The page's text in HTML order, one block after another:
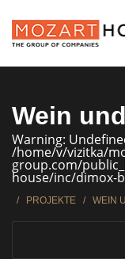
Wein
Warning:
/home/v/vizitka/
group.com/
house/inc/dimox-
/ PROJEKTE / WEIN